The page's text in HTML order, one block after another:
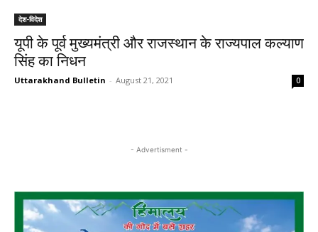
देश-विदेश
यूपी के पूर्व मुख्यमंत्री और राजस्थान के राज्यपाल कल्याण
सिंह का निधन
Uttarakhand Bulletin - August 21, 2021 0
- Advertisment -